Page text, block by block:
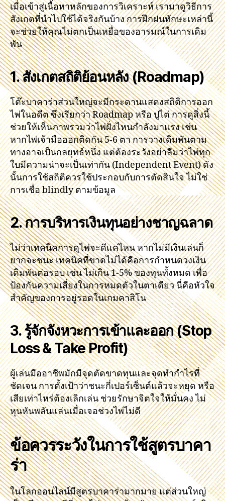
เมื่อเข้าสู่เนื้อหาหลักของการวิเคราะห์ เรามาดูวิธีการ
สังเกตที่นำไปใช้ได้จริงกันบ้าง การฝึกฝนทักษะเหล่านี้
จะช่วยให้คุณไม่ตกเป็นเหยื่อของอารมณ์ในการเดิม
พัน
1. สังเกตสถิติย้อนหลัง (Roadmap)
โต๊ะบาคาร่าส่วนใหญ่จะมีกระดานแสดงสถิติการออก
ไพ่ในอดีต ซึ่งเรียกว่า Roadmap หรือ ปูไต่ การดูสิ่งนี้
ช่วยให้เห็นภาพรวมว่าไพ่ฝั่งไหนกำลังมาแรง เช่น
หากไพ่เจ้ามือออกติดกัน 5-6 ตา การวางเดิมพันตาม
ทางอาจเป็นกลยุทธ์หนึ่ง แต่ต้องระวังอย่าลืมว่าไพ่ทุก
ใบมีความน่าจะเป็นเท่ากัน (Independent Event) ดัง
นั้นการใช้สถิติควรใช้ประกอบกับการตัดสินใจ ไม่ใช่
การเชื่อ blindly ตามข้อมูล
2. การบริหารเงินทุนอย่างชาญฉลาด
ไม่ว่าเทคนิคการดูไพ่จะดีแค่ไหน หากไม่มีเงินเล่นก็
ยากจะชนะ เทคนิคที่ขาดไม่ได้คือการกำหนดวงเงิน
เดิมพันต่อรอบ เช่น ไม่เกิน 1-5% ของทุนทั้งหมด เพื่อ
ป้องกันความเสี่ยงในการหมดตัวในตาเดียว นี่คือหัวใจ
สำคัญของการอยู่รอดในเกมคาสิโน
3. รู้จักจังหวะการเข้าและออก (Stop
Loss & Take Profit)
ผู้เล่นมืออาชีพมักมีจุดตัดขาดทุนและจุดทำกำไรที่
ชัดเจน การตั้งเป้าว่าชนะกี่เปอร์เซ็นต์แล้วจะหยุด หรือ
เสียเท่าไหร่ต้องเลิกเล่น ช่วยรักษาจิตใจให้มั่นคง ไม่
หุนหันพลันแล่นเมื่อเจอช่วงไพ่ไม่ดี
ข้อควรระวังในการใช้สูตรบาคา
ร่า
ในโลกออนไลน์มีสูตรบาคาร่ามากมาย แต่ส่วนใหญ่